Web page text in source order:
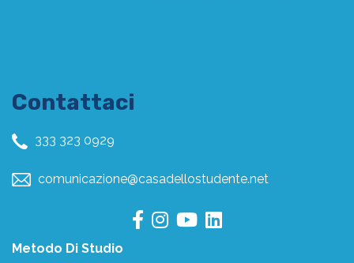
Contattaci
333 323 0929
comunicazione@casadellostudente.net
Metodo Di Studio